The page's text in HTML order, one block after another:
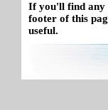
If you'll find any
footer of this
useful.